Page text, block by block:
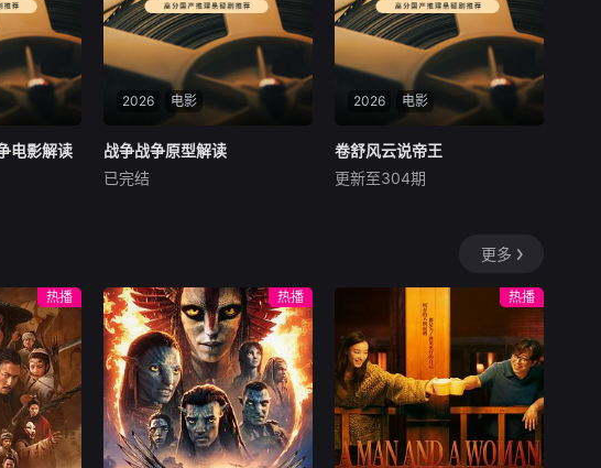
精心制
心和料
胖、肉
首轮食
还是会有
着温暖生
味四溢。
食，让每
找到了
阉割，坚持的底气来自全民共
识，一个国家的绝境翻盘从来
不是英雄主义的独角戏，而是
核心力量凝聚共识的合力逆
转。
第二十二条军规战争电影解读
径。从军
升履历，
火轰炸己
意外死亡
头的战争
部黑色
军事官僚
压。
电影解读
2026 电影
战争战争原型解读
未知
沿侦察到通讯失联，从爆炸重
伤到记忆断裂，用受限视角还
原现代巷战最压抑的真相。彻
底打破特种部队无所不能的神
话，呈现训练与装备无法消除
的战场不确定性，揭示战争创
伤如何伴随亲历者一生，读懂
普通士兵在绝境中仍不放弃彼
战争战争原型解读
已完结
2026 电影
卷舒风云说帝王
未知
是由张贞杰主持、制作，以尽
讲述一位中国皇帝的事迹，剖
析重大历史事件发生的原因，
用通俗易懂的语言及图像呈现
给大家。
卷舒风云说帝王
更新至304期
更多
热播 热播 热播